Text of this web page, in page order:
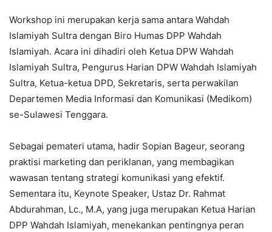
Workshop ini merupakan kerja sama antara Wahdah
Islamiyah Sultra dengan Biro Humas DPP Wahdah
Islamiyah. Acara ini dihadiri oleh Ketua DPW Wahdah
Islamiyah Sultra, Pengurus Harian DPW Wahdah Islamiyah
Sultra, Ketua-ketua DPD, Sekretaris, serta perwakilan
Departemen Media Informasi dan Komunikasi (Medikom)
se-Sulawesi Tenggara.
Sebagai pemateri utama, hadir Sopian Bageur, seorang
praktisi marketing dan periklanan, yang membagikan
wawasan tentang strategi komunikasi yang efektif.
Sementara itu, Keynote Speaker, Ustaz Dr. Rahmat
Abdurahman, Lc., M.A, yang juga merupakan Ketua Harian
DPP Wahdah Islamiyah, menekankan pentingnya peran